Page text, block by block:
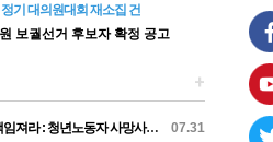
기 대의원대회 재소집 건
보궐선거 후보자 확정 공고
+
07.31
의 철저한 진상규명과 재발방지 대책 마련하라